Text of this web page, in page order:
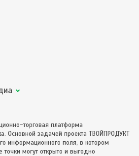
торговая платформа
Основной задачей проекта ТВОЙПРОДУКТ
информационного поля, в котором
точки могут открыто и выгодно